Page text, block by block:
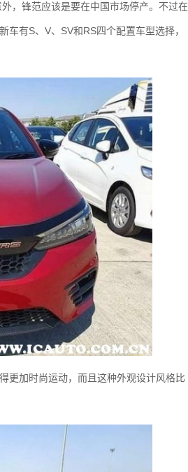
，锋范应该是要在中国市场停产。不过在
车有S、V、SV和RS四个配置车型选择，
更加时尚运动，而且这种外观设计风格比